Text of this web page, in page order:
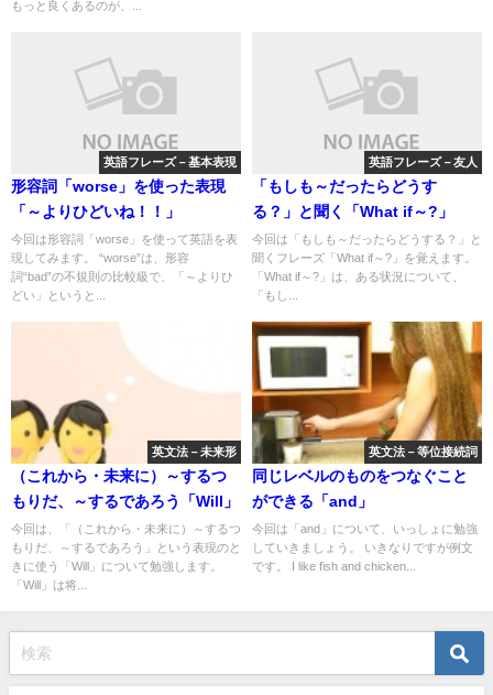
もっと良くあるのが、...
英語フレーズ－基本表現
形容詞「worse」を使った表現
「～よりひどいね！！」
今回は形容詞「worse」を使って英語を表
現してみます。 “worse”は、形容
詞“bad”の不規則の比較級で、「～よりひ
どい」というと...
英語フレーズ－友人
「もしも～だったらどうす
る？」と聞く「What if～?」
今回は「もしも～だったらどうする？」と
聞くフレーズ「What if～?」を覚えます。
「What if～?」は、ある状況について、
「もし...
英文法－未来形
（これから・未来に）～するつ
もりだ、～するであろう「Will」
今回は、「（これから・未来に）～するつ
もりだ、～するであろう」という表現のと
きに使う「Will」について勉強します。
「Will」は将...
英文法－等位接続詞
同じレベルのものをつなぐこと
ができる「and」
今回は「and」について、いっしょに勉強
していきましょう。 いきなりですが例文
です。 I like fish and chicken...